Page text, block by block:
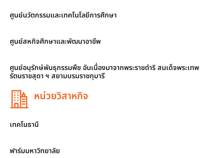
ศูนย์นวัตกรรมและเทคโนโลยีการศึกษา
ศูนย์สหกิจศึกษาและพัฒนาอาชีพ
ศูนย์อนุรักษ์พันธุกรรมพืช อันเนื่องมาจากพระราชดำริ สมเด็จพระเทพ
รัตนราชสุดา ฯ สยามบรมราชกุมารี
หน่วยวิสาหกิจ
เทคโนธานี
ฟาร์มมหาวิทยาลัย